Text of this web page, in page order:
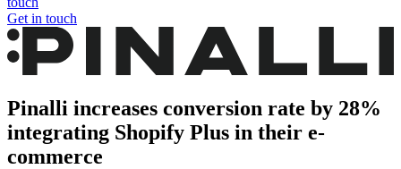
Get in touch
Pinalli increases conversion rate by 28%
integrating Shopify Plus in their e-
commerce